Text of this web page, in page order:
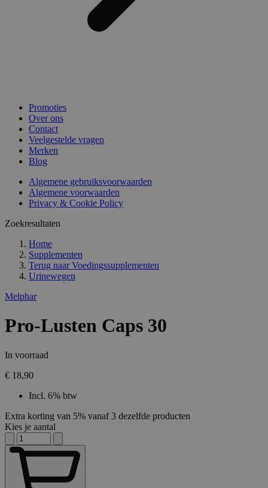
Promoties
Over ons
Contact
Veelgestelde vragen
Merken
Blog
Algemene gebruiksvoorwaarden
Algemene voorwaarden
Privacy & Cookie Policy
Zoekresultaten
Home
Supplementen
Terug naar Voedingssupplementen
Urinewegen
Melphar
Pro-Lusten Caps 30
In voorraad
€ 18,90
Incl. 6% btw
Extra korting van 5% vanaf 3 dezelfde producten
Kies je aantal